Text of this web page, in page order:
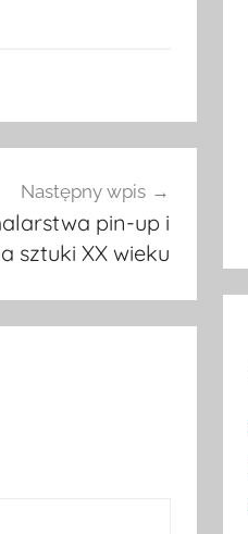
Następny wpis
pin-up i
sztuki XX wieku